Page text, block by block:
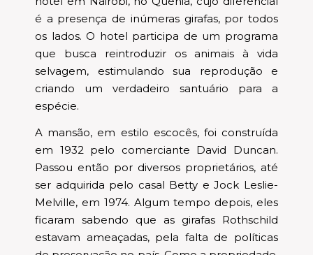
é a presença de inúmeras girafas, por todos
os lados. O hotel participa de um programa
que busca reintroduzir os animais à vida
selvagem, estimulando sua reprodução e
criando um verdadeiro santuário para a
espécie.
A mansão, em estilo escocês, foi construída
em 1932 pelo comerciante David Duncan.
Passou então por diversos proprietários, até
ser adquirida pelo casal Betty e Jock Leslie-
Melville, em 1974. Algum tempo depois, eles
ficaram sabendo que as girafas Rothschild
estavam ameaçadas, pela falta de políticas